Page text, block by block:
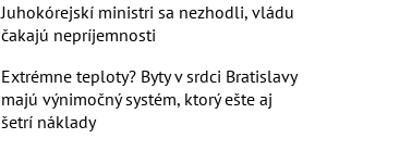
Juhokórejskí ministri sa nezhodli, vládu
čakajú nepríjemnosti
Extrémne teploty? Byty v srdci Bratislavy
majú výnimočný systém, ktorý ešte aj
šetrí náklady